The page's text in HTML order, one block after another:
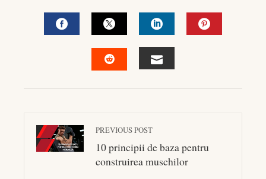
FACEBOOKTWITTERLINKEDIN
PREVIOUS POST
10 principii de baza pentru
construirea muschilor